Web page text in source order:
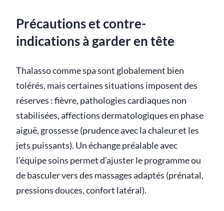
Précautions et contre-
indications à garder en tête
Thalasso comme spa sont globalement bien
tolérés, mais certaines situations imposent des
réserves : fièvre, pathologies cardiaques non
stabilisées, affections dermatologiques en phase
aiguë, grossesse (prudence avec la chaleur et les
jets puissants). Un échange préalable avec
l’équipe soins permet d’ajuster le programme ou
de basculer vers des massages adaptés (prénatal,
pressions douces, confort latéral).